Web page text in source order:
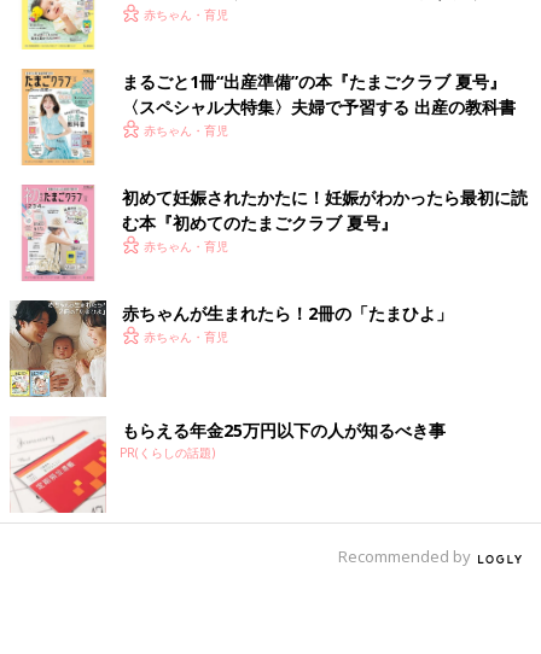
です。
ても多いです。接種を遅らせないためにも、通院によるママ・パ
パの負担を減らすためにも、同時接種をすすめています。異なる
ワクチンを体の何カ所か（右腕、左腕、右太もも、左太ももな
ど）に分けて接種します。接種位置の間隔を2.5㎝以上空けれ
ば、全部を脚に打つことも可能です。
安全性と効果は、別の日に1種類ずつ接種するのと変わりませ
ん。副反応が起こる割合が多くなったり、特別な副反応が出たり
することもありません」（太田先生）
監修／太田文夫先生撮影／矢作常明 文／ひよこクラブ編集部
赤ちゃんが生まれて間もない時期は、授乳やお
むつ替え、沐浴など、お世話にかかりっきり。
そんな、我が子との濃密な時間の中で、「なん
科の先生に解説してもらいました♪
赤ちゃんが予防接種をスタートしたばかりの時期は、とくに受け
るべきワクチンがたくさんあります。体調不良や受け忘れなど
く！ おっぱい・ミルクの基本と夏のトラブル 解決テ
赤ちゃん・育児
まるごと1冊“出産準備”の本『たまごクラブ 夏号』
〈スペシャル大特集〉夫婦で予習する 出産の教科書
赤ちゃん・育児
初めて妊娠されたかたに！妊娠がわかったら最初に読
む本『初めてのたまごクラブ 夏号』
赤ちゃん・育児
赤ちゃんが生まれたら！2冊の「たまひよ」
赤ちゃん・育児
もらえる年金25万円以下の人が知るべき事
PR(くらしの話題)
Recommended by